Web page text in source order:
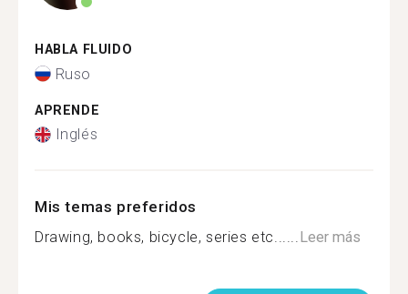
HABLA FLUIDO
Ruso
APRENDE
Inglés
Mis temas preferidos
Drawing, books, bicycle, series etc......Leer más